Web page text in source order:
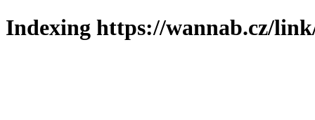
Indexing https://wannab.cz/